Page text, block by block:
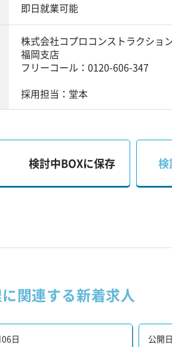
即日就業可能
株式会社コプロコンストラクショ
福岡支店
フリーコール：0120-606-347
採用担当：堂本
検討中BOXに保存 検
関連する新着求人
日 公開